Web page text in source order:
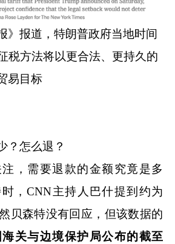
报道，特朗普政府当地时间
税方法将以更合法、更持久的
易目标
怎么退？
需要退款的金额究竟是多
，CNN主持人巴什提到约为
贝森特没有回应，但该数据的
海关与边境保护局公布的截至